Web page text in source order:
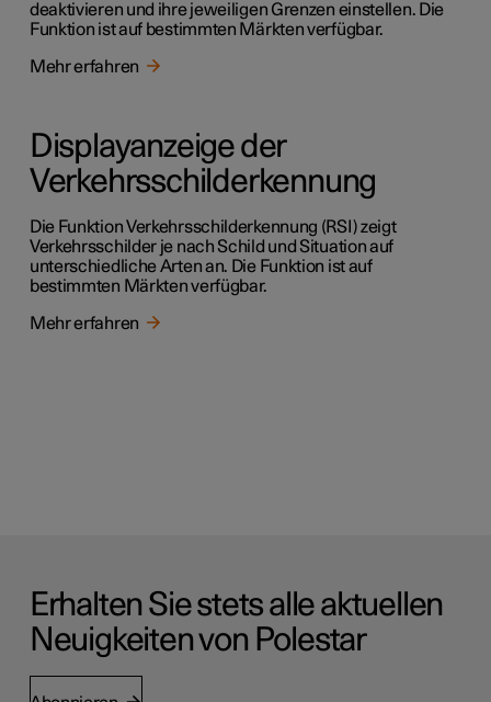
deaktivieren und ihre jeweiligen Grenzen einstellen. Die
Funktion ist auf bestimmten Märkten verfügbar.
Mehr erfahren
Displayanzeige der
Verkehrsschilderkennung
Die Funktion Verkehrsschilderkennung (RSI) zeigt
Verkehrsschilder je nach Schild und Situation auf
unterschiedliche Arten an. Die Funktion ist auf
bestimmten Märkten verfügbar.
Mehr erfahren
Erhalten Sie stets alle aktuellen
Neuigkeiten von Polestar